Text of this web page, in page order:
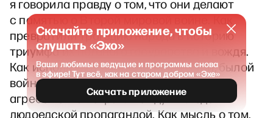
я говорила правду о том, что они делают
с памятью о Второй мировой войне. Как
превратили трагедию народа в историю
триумфа их поганого государства и вождя.
Как используют воспоминания о той, былой
войне, чтобы оправдывать нынешнюю
агрессию. Как отравляют души людей
людоедской пропагандой. Как мысль о том,
Скачайте приложение, чтобы
слушать «Эхо»
Ваши любимые ведущие и программы снова
в эфире! Тут всё, как на старом добром «Эхе»
Скачать приложение